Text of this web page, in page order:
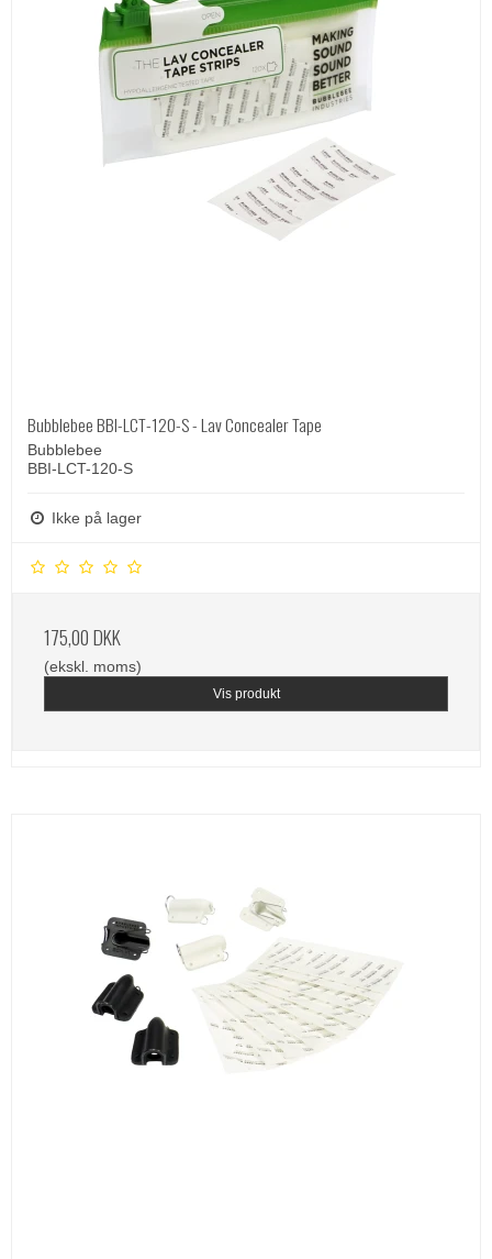
Bubblebee BBI-LCT-120-S - Lav Concealer Tape
Bubblebee
BBI-LCT-120-S
Ikke på lager
175,00 DKK
(ekskl. moms)
Vis produkt